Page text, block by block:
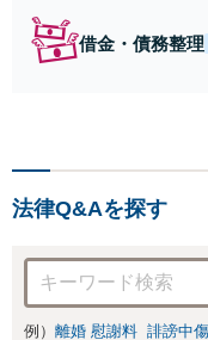
借金・債務整理
法律Q&Aを探す
例） 離婚 慰謝料 誹謗中傷